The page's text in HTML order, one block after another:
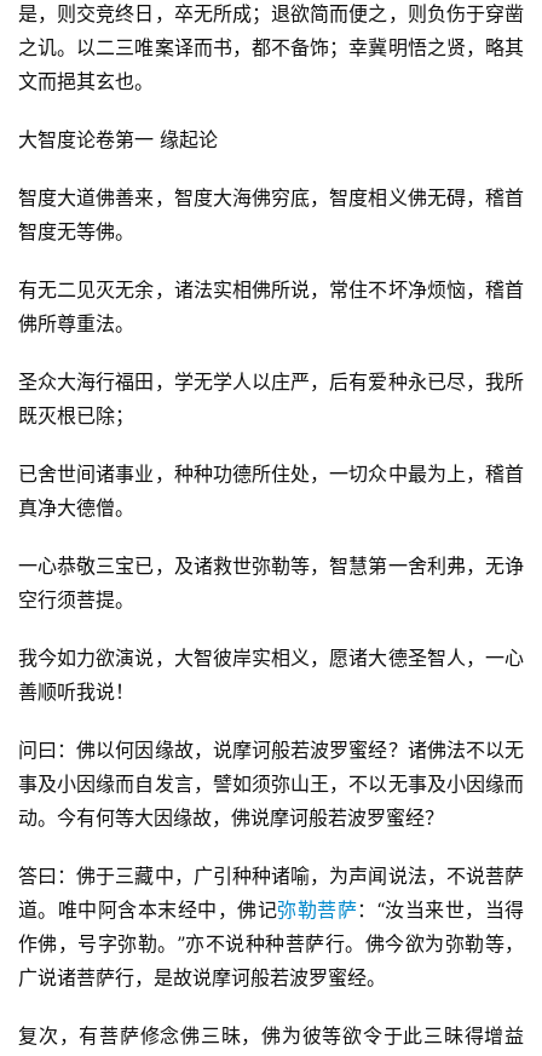
是，则交竞终日，卒无所成；退欲简而便之，则负伤于穿凿
之讥。以二三唯案译而书，都不备饰；幸冀明悟之贤，略其
文而挹其玄也。
大智度论卷第一 缘起论
智度大道佛善来，智度大海佛穷底，智度相义佛无碍，稽首
智度无等佛。
有无二见灭无余，诸法实相佛所说，常住不坏净烦恼，稽首
佛所尊重法。
圣众大海行福田，学无学人以庄严，后有爱种永已尽，我所
既灭根已除；
已舍世间诸事业，种种功德所住处，一切众中最为上，稽首
真净大德僧。
一心恭敬三宝已，及诸救世弥勒等，智慧第一舍利弗，无诤
空行须菩提。
我今如力欲演说，大智彼岸实相义，愿诸大德圣智人，一心
善顺听我说！
问曰：佛以何因缘故，说摩诃般若波罗蜜经？诸佛法不以无
事及小因缘而自发言，譬如须弥山王，不以无事及小因缘而
动。今有何等大因缘故，佛说摩诃般若波罗蜜经？
答曰：佛于三藏中，广引种种诸喻，为声闻说法，不说菩萨
道。唯中阿含本末经中，佛记弥勒菩萨：“汝当来世，当得
作佛，号字弥勒。”亦不说种种菩萨行。佛今欲为弥勒等，
广说诸菩萨行，是故说摩诃般若波罗蜜经。
复次，有菩萨修念佛三昧，佛为彼等欲令于此三昧得增益